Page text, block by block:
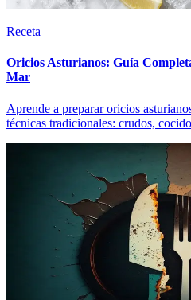
Receta
Oricios Asturianos: Guía
Mar
Aprende a preparar oricios
técnicas tradicionales: crudos,